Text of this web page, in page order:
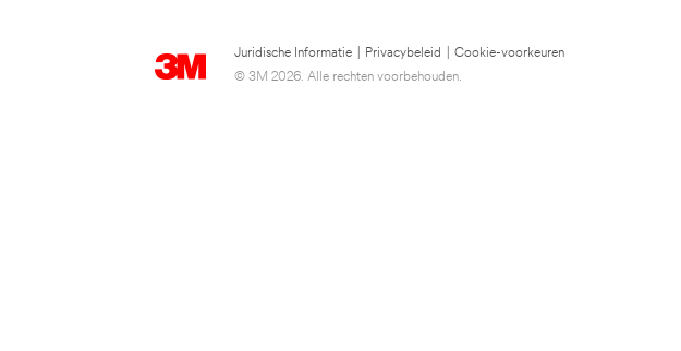
Juridische Informatie Privacybeleid
Cookie-voorkeuren
© 3M 2026. Alle rechten voorbehouden.